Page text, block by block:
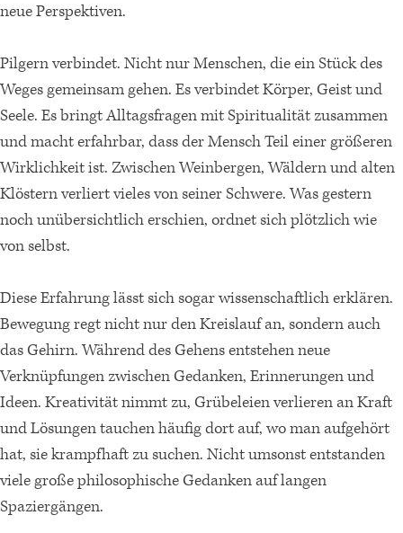
neue Perspektiven.
Pilgern verbindet. Nicht nur Menschen, die ein Stück des
Weges gemeinsam gehen. Es verbindet Körper, Geist und
Seele. Es bringt Alltagsfragen mit Spiritualität zusammen
und macht erfahrbar, dass der Mensch Teil einer größeren
Wirklichkeit ist. Zwischen Weinbergen, Wäldern und alten
Klöstern verliert vieles von seiner Schwere. Was gestern
noch unübersichtlich erschien, ordnet sich plötzlich wie
von selbst.
Diese Erfahrung lässt sich sogar wissenschaftlich erklären.
Bewegung regt nicht nur den Kreislauf an, sondern auch
das Gehirn. Während des Gehens entstehen neue
Verknüpfungen zwischen Gedanken, Erinnerungen und
Ideen. Kreativität nimmt zu, Grübeleien verlieren an Kraft
und Lösungen tauchen häufig dort auf, wo man aufgehört
hat, sie krampfhaft zu suchen. Nicht umsonst entstanden
viele große philosophische Gedanken auf langen
Spaziergängen.